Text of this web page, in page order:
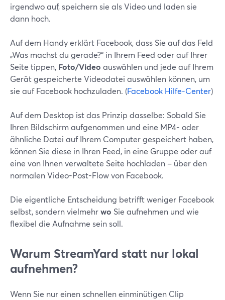
irgendwo auf, speichern sie als Video und laden sie
dann hoch.
Auf dem Handy erklärt Facebook, dass Sie auf das Feld
„Was machst du gerade?“ in Ihrem Feed oder auf Ihrer
Seite tippen, Foto/Video auswählen und jede auf Ihrem
Gerät gespeicherte Videodatei auswählen können, um
sie auf Facebook hochzuladen. (Facebook Hilfe-Center)
Auf dem Desktop ist das Prinzip dasselbe: Sobald Sie
Ihren Bildschirm aufgenommen und eine MP4- oder
ähnliche Datei auf Ihrem Computer gespeichert haben,
können Sie diese in Ihren Feed, in eine Gruppe oder auf
eine von Ihnen verwaltete Seite hochladen – über den
normalen Video-Post-Flow von Facebook.
Die eigentliche Entscheidung betrifft weniger Facebook
selbst, sondern vielmehrwo Sie aufnehmen und wie
flexibel die Aufnahme sein soll.
Warum StreamYard statt nur lokal
aufnehmen?
Wenn Sie nur einen schnellen einminütigen Clip